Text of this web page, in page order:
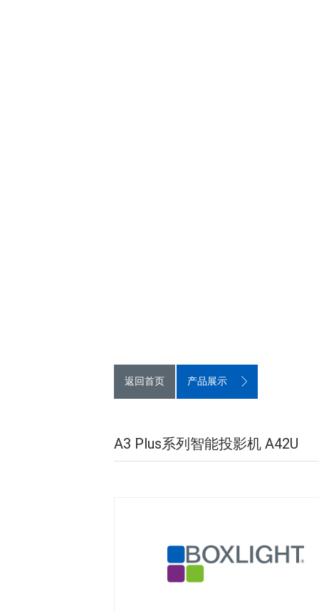
返回首页 产品展示
A3 Plus系列智能投影机 A42U